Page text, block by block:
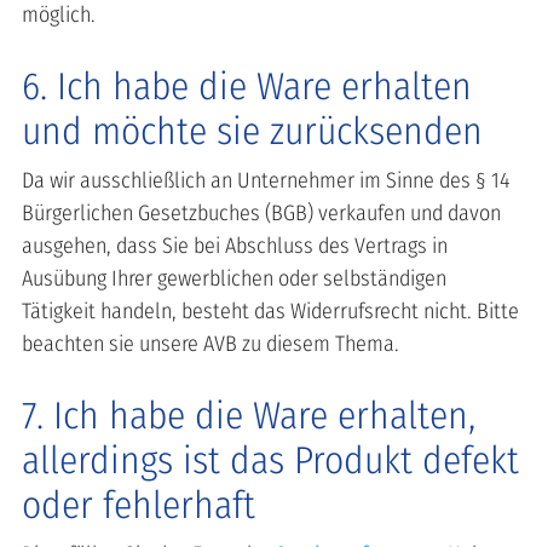
möglich.
6. Ich habe die Ware erhalten
und möchte sie zurücksenden
Da wir ausschließlich an Unternehmer im Sinne des § 14
Bürgerlichen Gesetzbuches (BGB) verkaufen und davon
ausgehen, dass Sie bei Abschluss des Vertrags in
Ausübung Ihrer gewerblichen oder selbständigen
Tätigkeit handeln, besteht das Widerrufsrecht nicht. Bitte
beachten sie unsere AVB zu diesem Thema.
7. Ich habe die Ware erhalten,
allerdings ist das Produkt defekt
oder fehlerhaft